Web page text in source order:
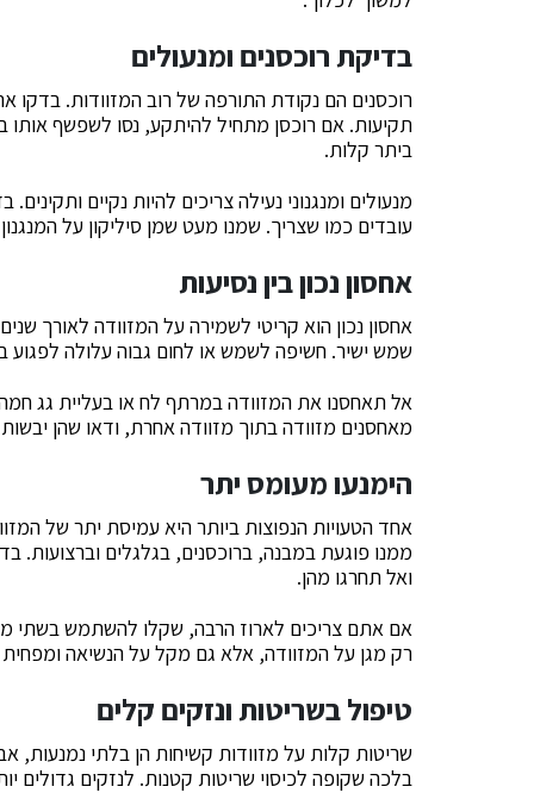
בדיקת רוכסנים ומנעולים
רוכסנים הם נקודת התורפה של רוב המזוודות. בדקו
תקיעות. אם רוכסן מתחיל להיתקע, נסו לשפשף אותו
ביתר קלות.
מנעולים ומנגנוני נעילה צריכים להיות נקיים
עובדים כמו שצריך. שמנו מעט שמן סיליקון על
אחסון נכון בין נסיעות
אחסון נכון הוא קריטי לשמירה על המזוודה לאורך
שמש ישיר. חשיפה לשמש או לחום גבוה עלולה לפגוע
אל תאחסנו את המזוודה במרתף לח או בעליית גג
מאחסנים מזוודה בתוך מזוודה אחרת, ודאו שהן יבשות
הימנעו מעומס יתר
אחד הטעויות הנפוצות ביותר היא עמיסת יתר של
ממנו פוגעת במבנה, ברוכסנים, בגלגלים
ואל תחרגו מהן.
אם אתם צריכים לארוז הרבה, שקלו להשתמש בשתי
רק מגן על המזוודה, אלא גם מקל על הנשיאה ומפחית
טיפול בשריטות ונזקים קלים
שריטות קלות על מזוודות קשיחות הן בלתי
בלכה שקופה לכיסוי שריטות קטנות. לנזקים גדולים